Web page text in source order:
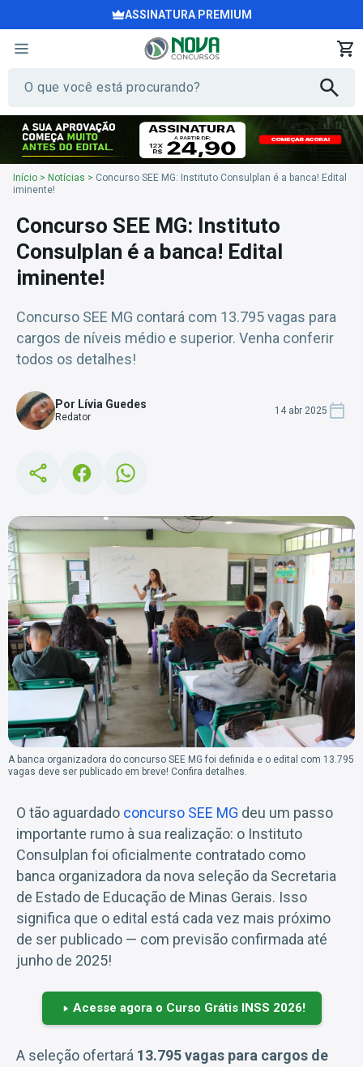
ASSINATURA PREMIUM
Início > Notícias > Concurso SEE MG: Instituto Consulplan é a banca! Edital
iminente!
Concurso SEE MG: Instituto
Consulplan é a banca! Edital
iminente!
Concurso SEE MG contará com 13.795 vagas para
cargos de níveis médio e superior. Venha conferir
todos os detalhes!
Por Lívia Guedes
Redator
14 abr 2025
A banca organizadora do concurso SEE MG foi definida e o edital com 13.795
vagas deve ser publicado em breve! Confira detalhes.
O tão aguardado concurso SEE MG deu um passo
importante rumo à sua realização: o Instituto
Consulplan foi oficialmente contratado como
banca organizadora da nova seleção da Secretaria
de Estado de Educação de Minas Gerais. Isso
significa que o edital está cada vez mais próximo
de ser publicado — com previsão confirmada até
junho de 2025!
Acesse agora o Curso Grátis INSS 2026!
A seleção ofertará 13.795 vagas para cargos de